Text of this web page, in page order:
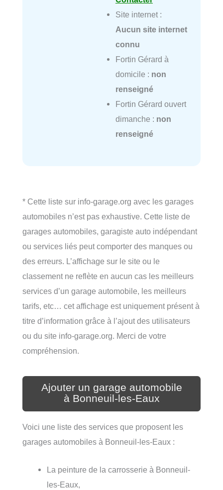
Site internet :
Aucun site internet
connu
Fortin Gérard à
domicile : non
renseigné
Fortin Gérard ouvert
dimanche : non
renseigné
* Cette liste sur info-garage.org avec les garages
automobiles n’est pas exhaustive. Cette liste de
garages automobiles, garagiste auto indépendant
ou services liés peut comporter des manques ou
des erreurs. L’affichage sur le site ou le
classement ne reflète en aucun cas les meilleurs
services d’un garage automobile, les meilleurs
tarifs, etc… cet affichage est uniquement présent à
titre d’information grâce à l’ajout des utilisateurs
ou du site info-garage.org. Merci de votre
compréhension.
Ajouter un garage automobile
à Bonneuil-les-Eaux
Voici une liste des services que proposent les
garages automobiles à Bonneuil-les-Eaux :
La peinture de la carrosserie à Bonneuil-
les-Eaux,